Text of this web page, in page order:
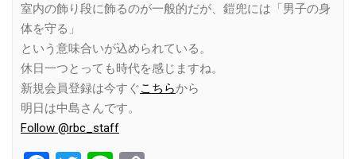
室内の飾り段に飾るのが一般的だが、鎧兜には「男子の身
体を守る」
という意味合いが込められている。
休日一つとっても時代を感じますね。
新規会員登録は今すぐこちらから
明日は中島さんです。
Follow @rbc_staff